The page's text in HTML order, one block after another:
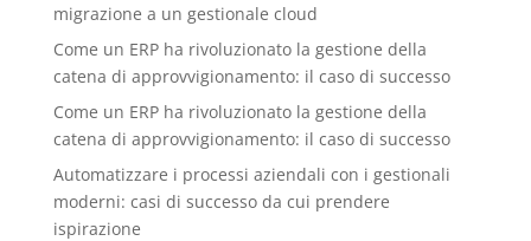
migrazione a un gestionale cloud
Come un ERP ha rivoluzionato la gestione della
catena di approvvigionamento: il caso di successo
Come un ERP ha rivoluzionato la gestione della
catena di approvvigionamento: il caso di successo
Automatizzare i processi aziendali con i gestionali
moderni: casi di successo da cui prendere
ispirazione